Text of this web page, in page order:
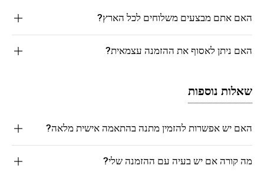
האם אתם מבצעים משלוחים לכל הארץ?
האם ניתן לאסוף את ההזמנה עצמאית?
שאלות נוספות
האם יש אפשרות להזמין מתנה בהתאמה אישית מלאה?
מה קורה אם יש בעיה עם ההזמנה שלי?